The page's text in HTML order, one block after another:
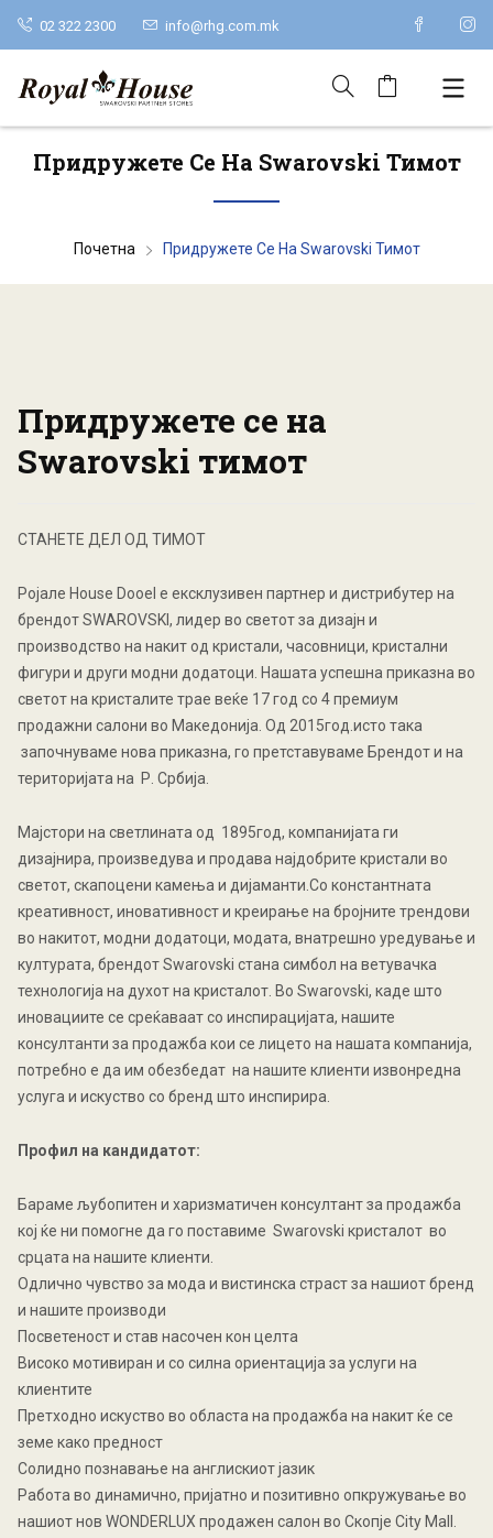
02 322 2300 info@rhg.com.mk
Придружете Се На Swarovski Тимот
Почетна Придружете Се На Swarovski Тимот
Придружете се на
Swarovski тимот
СТАНЕТЕ ДЕЛ ОД ТИМОТ
Ројале House Dooel е ексклузивен партнер и дистрибутер на
брендот SWAROVSKI, лидер во светот за дизајн и
производство на накит од кристали, часовници, кристални
фигури и други модни додатоци. Нашата успешна приказна во
светот на кристалите трае веќе 17 год со 4 премиум
продажни салони во Македонија. Од 2015год.исто така
започнуваме нова приказна, го претставуваме Брендот и на
територијата на Р. Србија.
Мајстори на светлината од 1895год, компанијата ги
дизајнира, произведува и продава најдобрите кристали во
светот, скапоцени камења и дијаманти.Со константната
креативност, иновативност и креирање на бројните трендови
во накитот, модни додатоци, модата, внатрешно уредување и
културата, брендот Swarovski стана симбол на ветувачка
технологија на духот на кристалот. Во Swarovski, каде што
иновациите се среќаваат со инспирацијата, нашите
консултанти за продажба кои се лицето на нашата компанија,
потребно е да им обезбедат на нашите клиенти извонредна
услуга и искуство со бренд што инспирира.
Профил на кандидатот:
Бараме љубопитен и харизматичен консултант за продажба
кој ќе ни помогне да го поставиме Swarovski кристалот во
срцата на нашите клиенти.
Одлично чувство за мода и вистинска страст за нашиот бренд
и нашите производи
Посветеност и став насочен кон целта
Високо мотивиран и со силна ориентација за услуги на
клиентите
Претходно искуство во областа на продажба на накит ќе се
земе како предност
Солидно познавање на англискиот јазик
Работа во динамично, пријатно и позитивно опкружување во
нашиот нов WONDERLUX продажен салон во Скопје City Mall.